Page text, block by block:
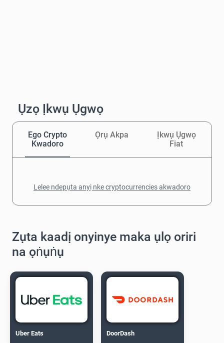
Ụzọ Ịkwụ Ụgwọ
Ego Crypto
Kwadoro
Ọrụ Akpa
Ịkwụ Ụgwọ
Fiat
Lelee ndepụta anyị nke cryptocurrencies akwadoro
Zụta kaadị onyinye maka ụlọ oriri
na ọṅụṅụ
Uber Eats DoorDash